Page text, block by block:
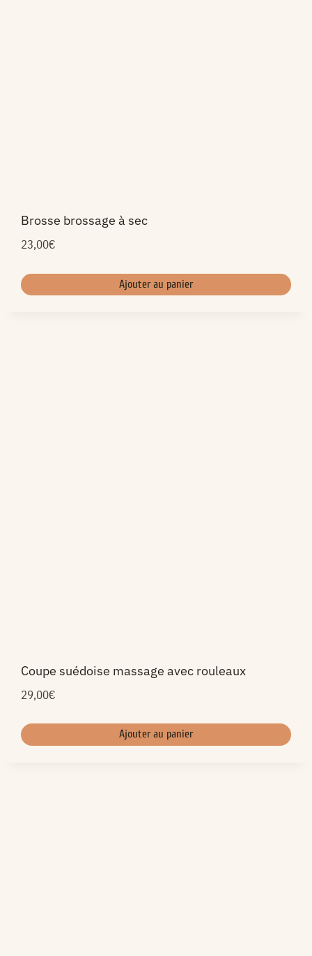
Brosse brossage à sec
23,00€
Ajouter au panier
Coupe suédoise massage avec rouleaux
29,00€
Ajouter au panier